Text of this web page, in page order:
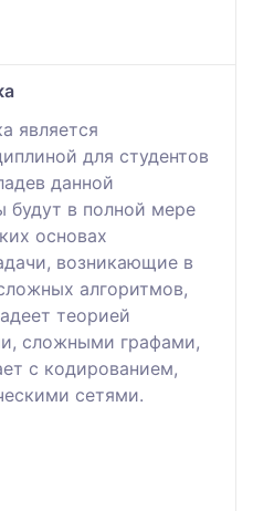
является
для студентов
данной
будут в полной мере
основах
возникающие в
алгоритмов,
теорией
сложными графами,
с кодированием,
сетями.